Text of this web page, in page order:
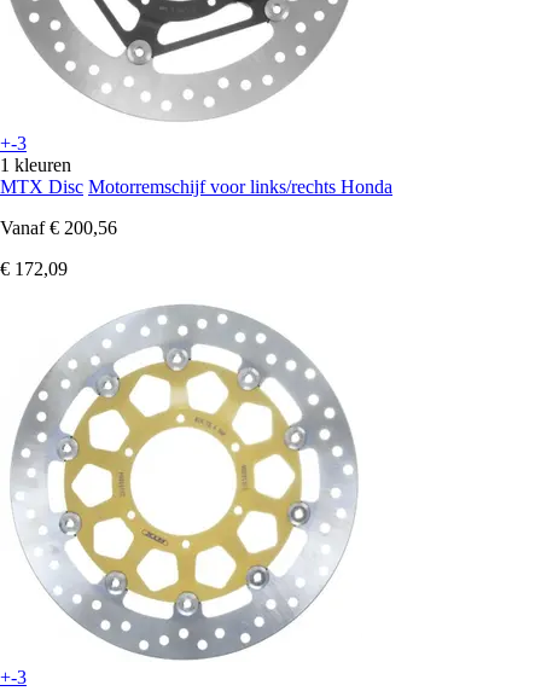
+-3
1 kleuren
MTX Disc Motorremschijf voor links/rechts Honda
Vanaf € 200,56
€ 172,09
+-3